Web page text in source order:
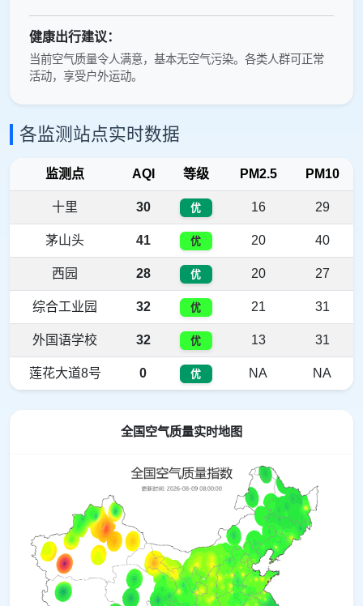
健康出行建议：
当前空气质量令人满意，基本无空气污染。各类人群可正常
活动，享受户外运动。
各监测站点实时数据
监测点 AQI 等级 PM2.5 PM10
十里 30 优 16 29
茅山头 41 优 20 40
西园 28 优 20 27
综合工业园 32 优 21 31
外国语学校 32 优 13 31
莲花大道8号 0 优 NA NA
全国空气质量实时地图